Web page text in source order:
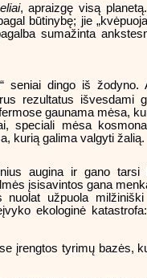
, apraizgę visą
būtinybę; jie
sumažinta
seniai dingo iš žodyno.
rezultatus išvesdami
gaunama mėsa,
speciali mėsa
kurią galima valgyti žalią.
augina ir gano tarsi
įsisavintos gana
užpuola
ekologinė
įrengtos tyrimų bazės,